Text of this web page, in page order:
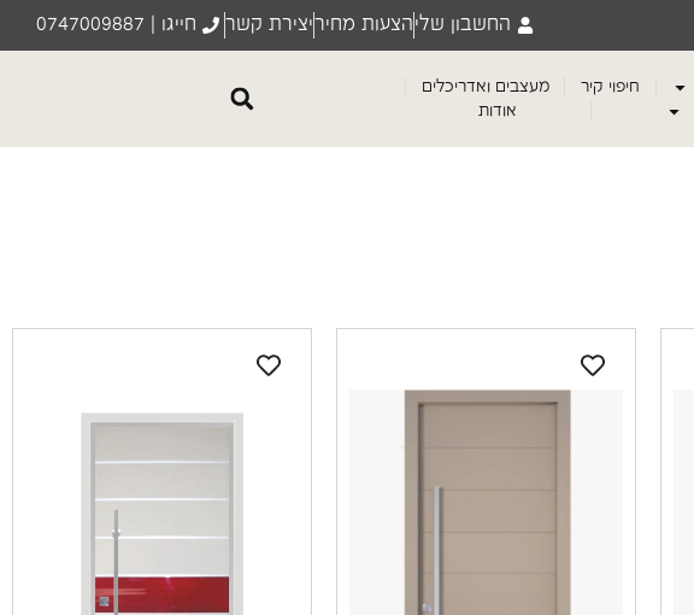
החשבון שליהצעות מחיריצירת קשר חייגו | 0747009887
חיפוי קיר
מעצבים ואדריכלים
אודות